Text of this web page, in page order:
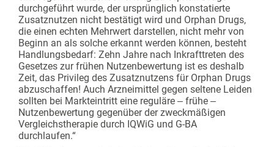
durchgeführt wurde, der ursprünglich konstatierte
Zusatznutzen nicht bestätigt wird und Orphan Drugs,
die einen echten Mehrwert darstellen, nicht mehr von
Beginn an als solche erkannt werden können, besteht
Handlungsbedarf: Zehn Jahre nach Inkrafttreten des
Gesetzes zur frühen Nutzenbewertung ist es deshalb
Zeit, das Privileg des Zusatznutzens für Orphan Drugs
abzuschaffen! Auch Arzneimittel gegen seltene Leiden
sollten bei Markteintritt eine reguläre ‒ frühe ‒
Nutzenbewertung gegenüber der zweckmäßigen
Vergleichstherapie durch IQWiG und G-BA
durchlaufen.“